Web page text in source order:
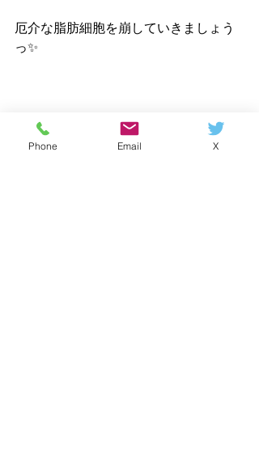
厄介な脂肪細胞を崩していきましょう
っ✨
Phone Email X